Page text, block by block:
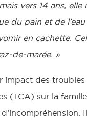
vers 14 ans, elle
du pain et de
en cachette.
de-marée. »
impact des
(TCA) sur la